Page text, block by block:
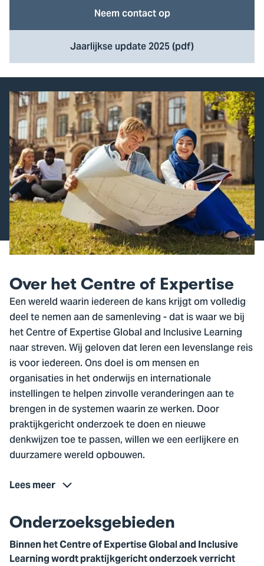
Neem contact op
Jaarlijkse update 2025 (pdf)
Over het Centre of Expertise
Een wereld waarin iedereen de kans krijgt om volledig
deel te nemen aan de samenleving - dat is waar we bij
het Centre of Expertise Global and Inclusive Learning
naar streven. Wij geloven dat leren een levenslange reis
is voor iedereen. Ons doel is om mensen en
organisaties in het onderwijs en internationale
instellingen te helpen zinvolle veranderingen aan te
brengen in de systemen waarin ze werken. Door
praktijkgericht onderzoek te doen en nieuwe
denkwijzen toe te passen, willen we een eerlijkere en
duurzamere wereld opbouwen.
Lees meer
Onderzoeksgebieden
Binnen het Centre of Expertise Global and Inclusive
Learning wordt praktijkgericht onderzoek verricht